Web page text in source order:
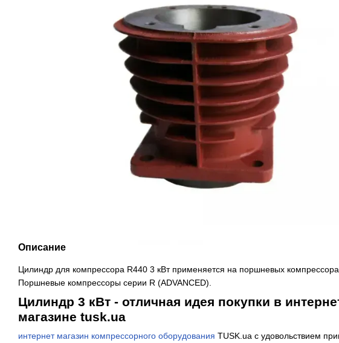
Описание
Цилиндр для компрессора R440 3 кВт применяется на поршневых
Поршневые компрессоры серии R (ADVANCED).
Цилиндр 3 кВт - отличная идея покупки в
магазине tusk.ua
интернет магазин компрессорного оборудования TUSK.ua с удовольствием